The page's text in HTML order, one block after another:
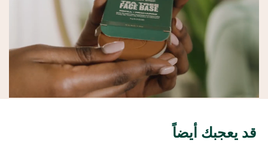
قد يعجبك أيضاً